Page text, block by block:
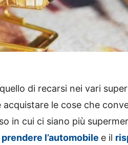
di recarsi nei vari
acquistare le cose che
in cui ci siano più
prendere l’automobile e il